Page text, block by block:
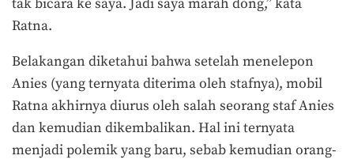
tak bicara ke saya. Jadi saya marah dong,” kata
Ratna.
Belakangan diketahui bahwa setelah menelepon
Anies (yang ternyata diterima oleh stafnya), mobil
Ratna akhirnya diurus oleh salah seorang staf Anies
dan kemudian dikembalikan. Hal ini ternyata
menjadi polemik yang baru, sebab kemudian orang-